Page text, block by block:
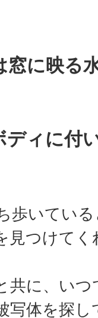
に映る
ディに付
歩いてい
見つけて
共に、い
写体を探